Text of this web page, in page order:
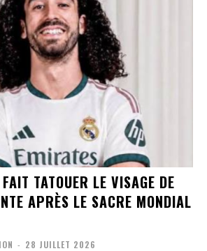
TATOUER LE VISAGE DE
APRÈS LE SACRE MONDIAL
- 28 JUILLET 2026